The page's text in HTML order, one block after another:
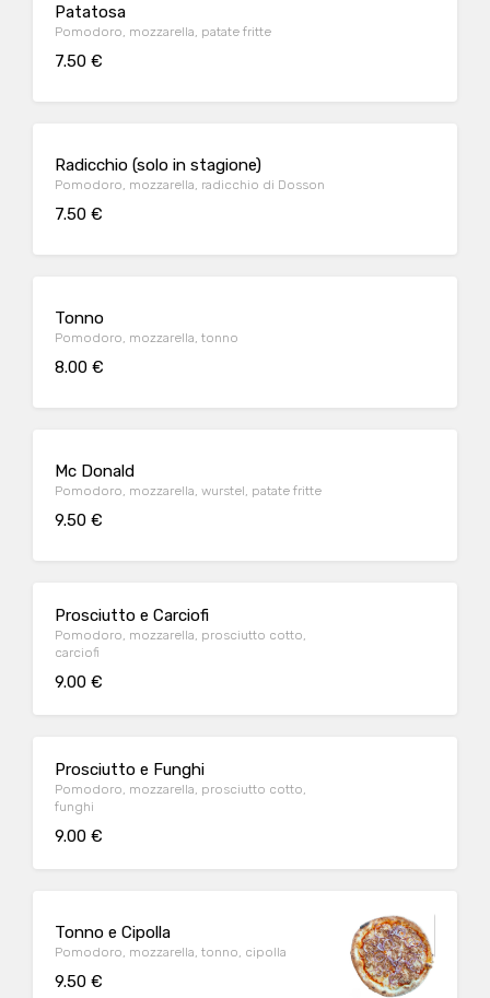
Patatosa
Pomodoro, mozzarella, patate fritte
7.50 €
Radicchio (solo in stagione)
Pomodoro, mozzarella, radicchio di Dosson
7.50 €
Tonno
Pomodoro, mozzarella, tonno
8.00 €
Mc Donald
Pomodoro, mozzarella, wurstel, patate fritte
9.50 €
Prosciutto e Carciofi
Pomodoro, mozzarella, prosciutto cotto,
carciofi
9.00 €
Prosciutto e Funghi
Pomodoro, mozzarella, prosciutto cotto,
funghi
9.00 €
Tonno e Cipolla
Pomodoro, mozzarella, tonno, cipolla
9.50 €